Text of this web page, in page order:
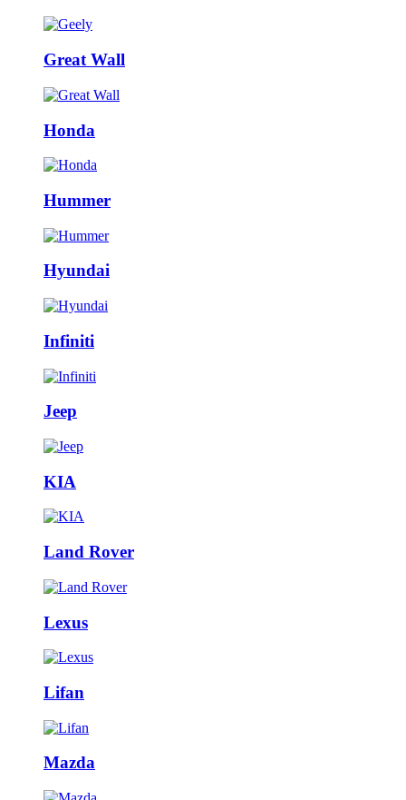
Great Wall
Honda
Hummer
Hyundai
Infiniti
Jeep
KIA
Land Rover
Lexus
Lifan
Mazda